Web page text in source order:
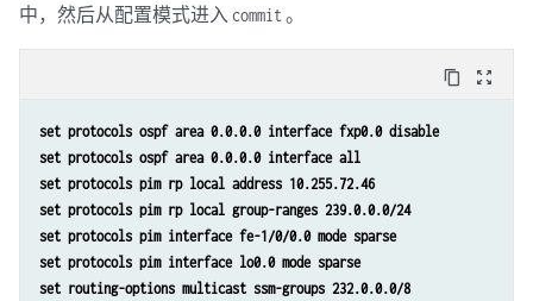
中，然后从配置模式进入 commit。
content_copy zoom_out_map
set protocols ospf area 0.0.0.0 interface fxp0.0 disable
set protocols ospf area 0.0.0.0 interface all
set protocols pim rp local address 10.255.72.46
set protocols pim rp local group-ranges 239.0.0.0/24
set protocols pim interface fe-1/0/0.0 mode sparse
set protocols pim interface lo0.0 mode sparse
set routing-options multicast ssm-groups 232.0.0.0/8